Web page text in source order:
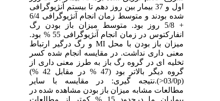
اول و 37 بیمار بین روز دهم تا بیستم آنژیوگرافی
شده بودند و متوسط زمان انجام آنژیوگرافی 6/4
+ 5/8 روز بود. متوسط میزان باز بودن رگ
انفارکتوس در زمان انجام آنژیوگرافی 55 % بود.
میزان باز بودن با محل MI و رگ درگیر ارتباط
معنی داری نداشت. در مقایسه انجام شده کسر
تخلیه ای در گروه رگ باز به طرز معنی داری از
گروه دیگر بالاتر بود (47 % در مقابل 42 %)
(03/0p<).نتیجه گیری: در مقایسه با سایر
مطالعات مشابه میزان باز بودن مشاهده شده در